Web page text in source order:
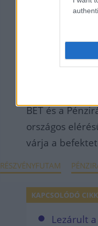
iskolahálózati
Kossuth
Békésy
A legaktívabb
BÉT és a
országos
várja a
RÉSZVÉNYFUTAM
KAPCSOLÓDÓ
Lezárult